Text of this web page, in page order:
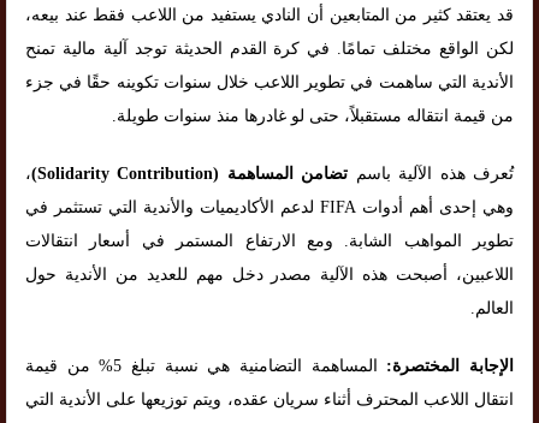
قد يعتقد كثير من المتابعين أن النادي يستفيد من اللاعب فقط عند بيعه،
لكن الواقع مختلف تمامًا. في كرة القدم الحديثة توجد آلية مالية تمنح
الأندية التي ساهمت في تطوير اللاعب خلال سنوات تكوينه حقًا في جزء
من قيمة انتقاله مستقبلاً، حتى لو غادرها منذ سنوات طويلة.
تُعرف هذه الآلية باسم تضامن المساهمة (Solidarity Contribution)
،
وهي إحدى أهم أدوات FIFA لدعم الأكاديميات والأندية التي تستثمر في
تطوير المواهب الشابة. ومع الارتفاع المستمر في أسعار انتقالات
اللاعبين، أصبحت هذه الآلية مصدر دخل مهم للعديد من الأندية حول
العالم.
الإجابة المختصرة:
المساهمة التضامنية هي نسبة تبلغ 5% من قيمة
انتقال اللاعب المحترف أثناء سريان عقده، ويتم توزيعها على الأندية التي